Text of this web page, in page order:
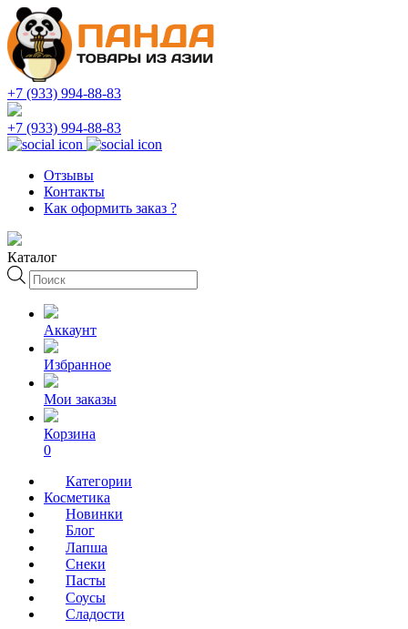
+7 (933) 994-88-83
+7 (933) 994-88-83
Отзывы
Контакты
Как оформить заказ ?
Каталог
Поиск
товаров
Аккаунт
Избранное
Мои заказы
Корзина
0
Категории
Косметика
Новинки
Блог
Лапша
Снеки
Пасты
Соусы
Сладости